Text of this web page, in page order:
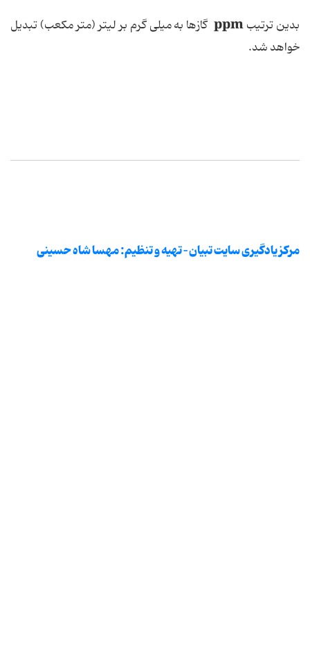
بدین ترتیبppm گازها به میلی گرم بر لیتر (متر مکعب) تبدیل
خواهد شد.
مرکز یادگیری سایت تبیان – تهیه و تنظیم: مهسا شاه حسینی